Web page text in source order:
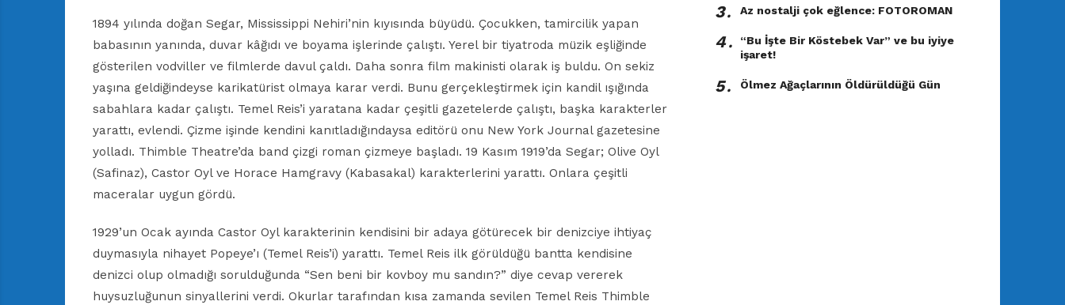
1894 yılında doğan Segar, Mississippi Nehiri’nin kıyısında büyüdü. Çocukken, tamircilik yapan
babasının yanında, duvar kâğıdı ve boyama işlerinde çalıştı. Yerel bir tiyatroda müzik eşliğinde
gösterilen vodviller ve filmlerde davul çaldı. Daha sonra film makinisti olarak iş buldu. On sekiz
yaşına geldiğindeyse karikatürist olmaya karar verdi. Bunu gerçekleştirmek için kandil ışığında
sabahlara kadar çalıştı. Temel Reis’i yaratana kadar çeşitli gazetelerde çalıştı, başka karakterler
yarattı, evlendi. Çizme işinde kendini kanıtladığındaysa editörü onu New York Journal gazetesine
yolladı. Thimble Theatre’da band çizgi roman çizmeye başladı. 19 Kasım 1919’da Segar; Olive Oyl
(Safinaz), Castor Oyl ve Horace Hamgravy (Kabasakal) karakterlerini yarattı. Onlara çeşitli
maceralar uygun gördü.
1929’un Ocak ayında Castor Oyl karakterinin kendisini bir adaya götürecek bir denizciye ihtiyaç
duymasıyla nihayet Popeye’ı (Temel Reis’i) yarattı. Temel Reis ilk görüldüğü bantta kendisine
denizci olup olmadığı sorulduğunda “Sen beni bir kovboy mu sandın?” diye cevap vererek
huysuzluğunun sinyallerini verdi. Okurlar tarafından kısa zamanda sevilen Temel Reis Thimble
3․ Az nostalji çok eğlence: FOTOROMAN
4․
“Bu İşte Bir Köstebek Var” ve bu iyiye
işaret!
5․ Ölmez Ağaçlarının Öldürüldüğü Gün